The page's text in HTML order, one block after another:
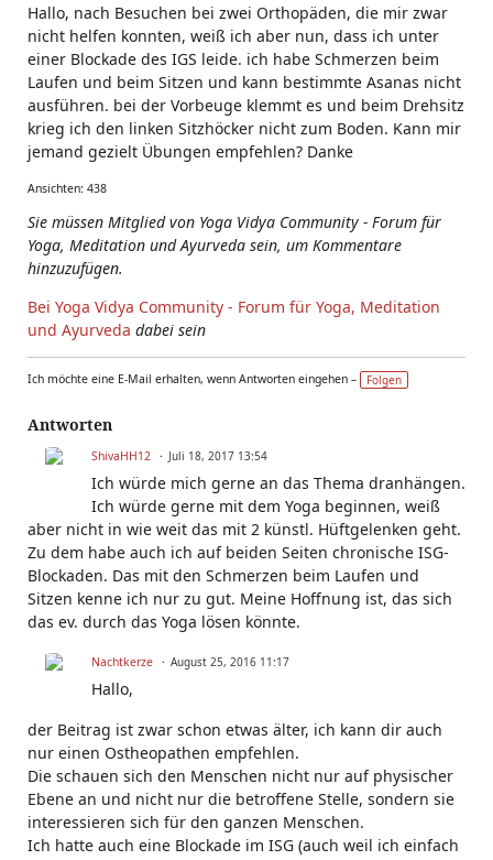
Hallo, nach Besuchen bei zwei Orthopäden, die mir zwar
nicht helfen konnten, weiß ich aber nun, dass ich unter
einer Blockade des IGS leide. ich habe Schmerzen beim
Laufen und beim Sitzen und kann bestimmte Asanas nicht
ausführen. bei der Vorbeuge klemmt es und beim Drehsitz
krieg ich den linken Sitzhöcker nicht zum Boden. Kann mir
jemand gezielt Übungen empfehlen? Danke
Ansichten: 438
Sie müssen Mitglied von Yoga Vidya Community - Forum für
Yoga, Meditation und Ayurveda sein, um Kommentare
hinzuzufügen.
Bei Yoga Vidya Community - Forum für Yoga, Meditation
und Ayurveda dabei sein
Ich möchte eine E-Mail erhalten, wenn Antworten eingehen – Folgen
Antworten
ShivaHH12 Juli 18, 2017 13:54
Ich würde mich gerne an das Thema dranhängen.
Ich würde gerne mit dem Yoga beginnen, weiß
aber nicht in wie weit das mit 2 künstl. Hüftgelenken geht.
Zu dem habe auch ich auf beiden Seiten chronische ISG-
Blockaden. Das mit den Schmerzen beim Laufen und
Sitzen kenne ich nur zu gut. Meine Hoffnung ist, das sich
das ev. durch das Yoga lösen könnte.
Nachtkerze August 25, 2016 11:17
Hallo,
der Beitrag ist zwar schon etwas älter, ich kann dir auch
nur einen Ostheopathen empfehlen.
Die schauen sich den Menschen nicht nur auf physischer
Ebene an und nicht nur die betroffene Stelle, sondern sie
interessieren sich für den ganzen Menschen.
Ich hatte auch eine Blockade im ISG (auch weil ich einfach